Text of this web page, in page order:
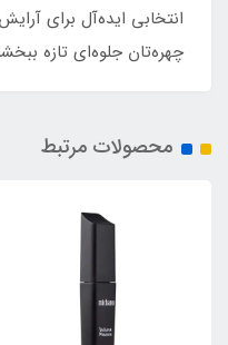
انتخابی ایده‌آل برای
چهره‌تان جلوه‌ای تازه
محصولات مرتبط